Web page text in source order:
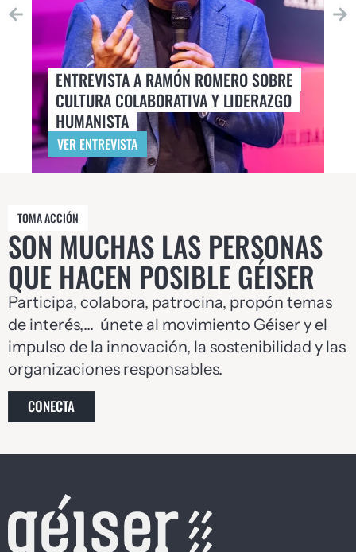
ENTREVISTA A RAMÓN ROMERO SOBRE
CULTURA COLABORATIVA Y LIDERAZGO
HUMANISTA
VER ENTREVISTA
TOMA ACCIÓN
SON MUCHAS LAS PERSONAS
QUE HACEN POSIBLE GÉISER
Participa, colabora, patrocina, propón temas
de interés,… únete al movimiento Géiser y el
impulso de la innovación, la sostenibilidad y las
organizaciones responsables.
CONECTA